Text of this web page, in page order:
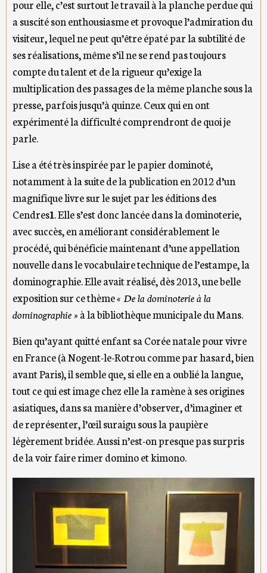
pour elle, c’est surtout le travail à la planche perdue qui
a suscité son enthousiasme et provoque l’admiration du
visiteur, lequel ne peut qu’être épaté par la subtilité de
ses réalisations, même s’il ne se rend pas toujours
compte du talent et de la rigueur qu’exige la
multiplication des passages de la même planche sous la
presse, parfois jusqu’à quinze. Ceux qui en ont
expérimenté la difficulté comprendront de quoi je
parle.
Lise a été très inspirée par le papier dominoté,
notamment à la suite de la publication en 2012 d’un
magnifique livre sur le sujet par les éditions des
Cendres1. Elle s’est donc lancée dans la dominoterie,
avec succès, en améliorant considérablement le
procédé, qui bénéficie maintenant d’une appellation
nouvelle dans le vocabulaire technique de l’estampe, la
dominographie. Elle avait réalisé, dès 2013, une belle
exposition sur ce thème« De la dominoterie à la
dominographie » à la bibliothèque municipale du Mans.
Bien qu’ayant quitté enfant sa Corée natale pour vivre
en France (à Nogent-le-Rotrou comme par hasard, bien
avant Paris), il semble que, si elle en a oublié la langue,
tout ce qui est image chez elle la ramène à ses origines
asiatiques, dans sa manière d’observer, d’imaginer et
de représenter, l’œil suraigu sous la paupière
légèrement bridée. Aussi n’est-on presque pas surpris
de la voir faire rimer domino et kimono.